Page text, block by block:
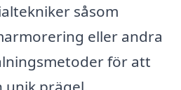
såsom
eller andra
för att